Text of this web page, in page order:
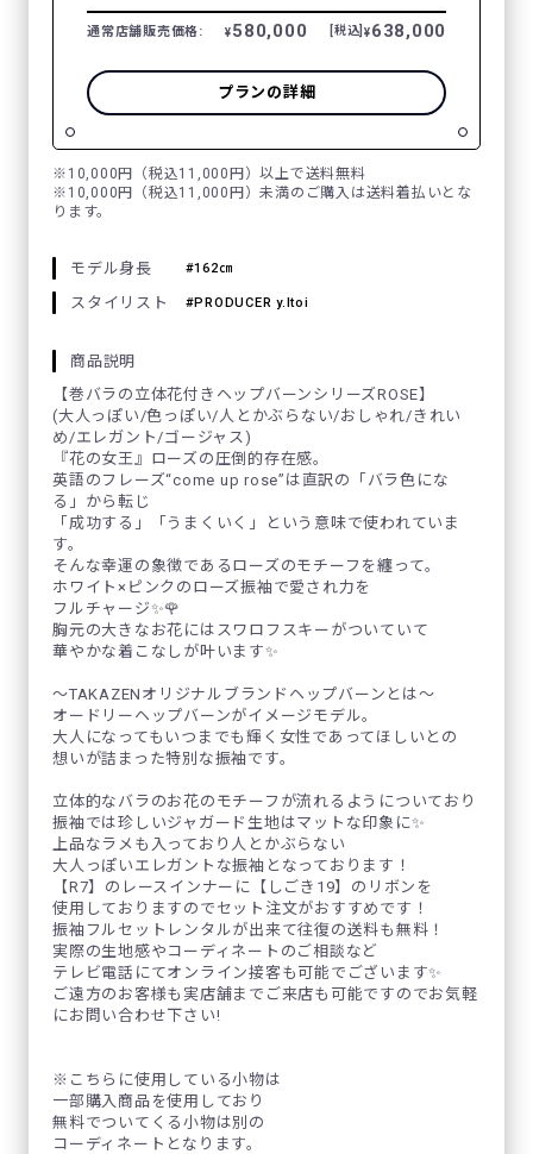
通常店舗販売価格: ¥580,000 [税込] ¥638,000
プランの詳細
※10,000円（税込11,000円）以上で送料無料
※10,000円（税込11,000円）未満のご購入は送料着払いとな
ります。
モデル身長 162㎝
スタイリスト PRODUCER y.Itoi
商品説明
【巻バラの立体花付きヘップバーンシリーズROSE】
(大人っぽい/色っぽい/人とかぶらない/おしゃれ/きれい
め/エレガント/ゴージャス)
『花の女王』ローズの圧倒的存在感。
英語のフレーズ“come up rose”は直訳の「バラ色にな
る」から転じ
「成功する」「うまくいく」という意味で使われていま
す。
そんな幸運の象徴であるローズのモチーフを纏って。
ホワイト×ピンクのローズ振袖で愛され力を
フルチャージ✨🌹
胸元の大きなお花にはスワロフスキーがついていて
華やかな着こなしが叶います✨
～TAKAZENオリジナルブランドヘップバーンとは～
オードリーヘップバーンがイメージモデル。
大人になってもいつまでも輝く女性であってほしいとの
想いが詰まった特別な振袖です。
立体的なバラのお花のモチーフが流れるようについており
振袖では珍しいジャガード生地はマットな印象に✨
上品なラメも入っており人とかぶらない
大人っぽいエレガントな振袖となっております！
【R7】のレースインナーに【しごき19】のリボンを
使用しておりますのでセット注文がおすすめです！
振袖フルセットレンタルが出来て往復の送料も無料！
実際の生地感やコーディネートのご相談など
テレビ電話にてオンライン接客も可能でございます✨
ご遠方のお客様も実店舗までご来店も可能ですのでお気軽
にお問い合わせ下さい!
※こちらに使用している小物は
一部購入商品を使用しており
無料でついてくる小物は別の
コーディネートとなります。